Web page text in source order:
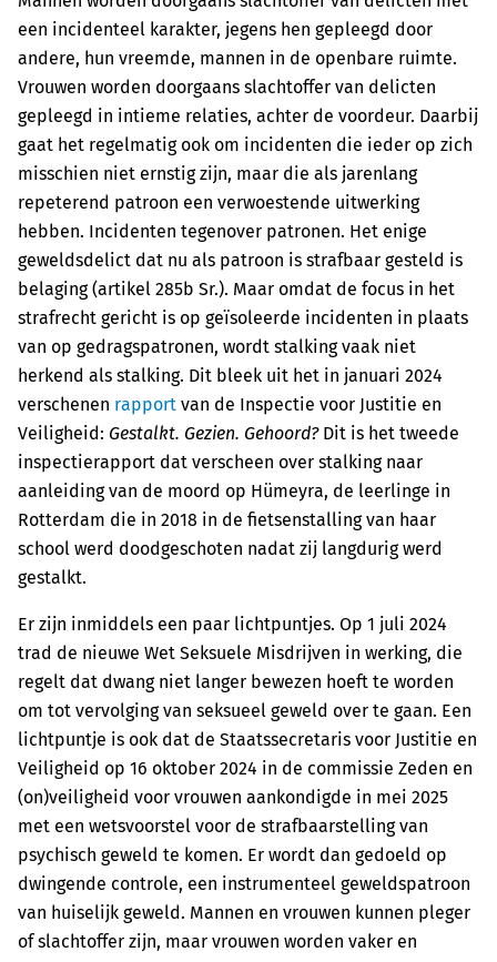
een incidenteel karakter, jegens hen gepleegd door
andere, hun vreemde, mannen in de openbare ruimte.
Vrouwen ­worden doorgaans slachtoffer van delicten
gepleegd in intieme relaties, achter de voordeur. Daarbij
gaat het regelmatig ook om incidenten die ieder op zich
misschien niet ernstig zijn, maar die als jarenlang
repeterend patroon een verwoestende uitwerking
hebben. Incidenten tegenover patronen. Het enige
geweldsdelict dat nu als patroon is strafbaar gesteld is
belaging (artikel 285b Sr.). Maar omdat de focus in het
strafrecht gericht is op geïsoleerde incidenten in plaats
van op gedragspatronen, wordt stalking vaak niet
herkend als stalking. Dit bleek uit het in januari 2024
verschenen rapport van de Inspectie voor Justitie en
Veiligheid: Gestalkt. Gezien. Gehoord?Dit is het tweede
inspectierapport dat verscheen over stalking naar
aanleiding van de moord op Hümeyra, de leerlinge in
Rotterdam die in 2018 in de fietsenstalling van haar
school werd doodgeschoten nadat zij langdurig werd
gestalkt.
Er zijn inmiddels een paar lichtpuntjes. Op 1 juli 2024
trad de nieuwe Wet Seksuele Misdrijven in werking, die
regelt dat dwang niet langer bewezen hoeft te worden
om tot vervolging van seksueel geweld over te gaan. Een
lichtpuntje is ook dat de Staatssecretaris voor Justitie en
Veiligheid op 16 oktober 2024 in de commissie Zeden en
(on)veiligheid voor vrouwen aankondigde in mei 2025
met een wetsvoorstel voor de strafbaarstelling van
psychisch geweld te komen. Er wordt dan gedoeld op
dwingende controle, een instrumenteel geweldspatroon
van huiselijk geweld. Mannen en vrouwen kunnen pleger
of slachtoffer zijn, maar vrouwen worden vaker en